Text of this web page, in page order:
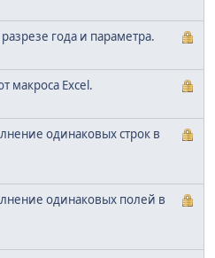
года и параметра.
макроса Excel.
одинаковых строк в
одинаковых полей в